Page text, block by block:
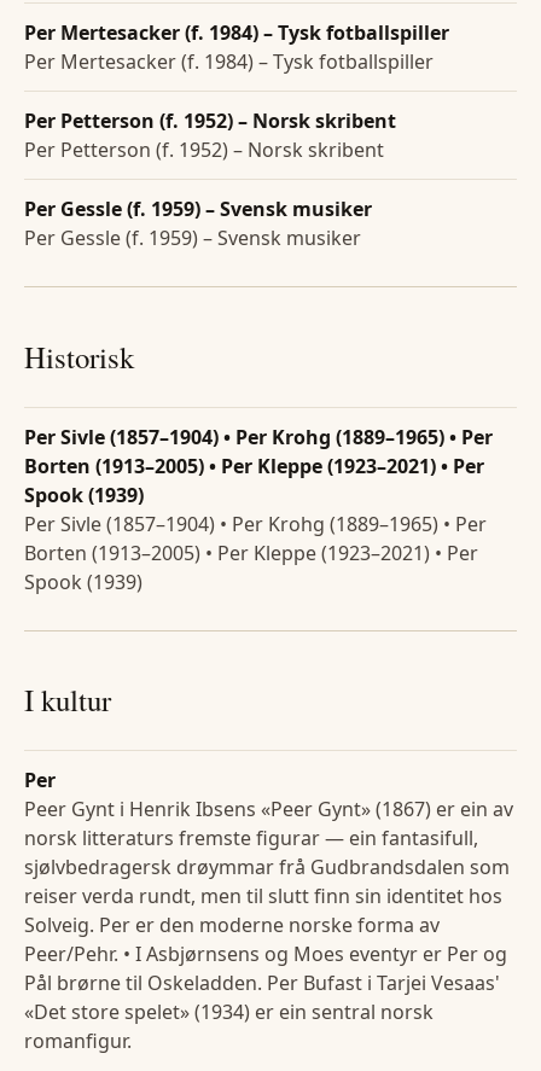
Per Mertesacker (f. 1984) – Tysk fotballspiller
Per Mertesacker (f. 1984) – Tysk fotballspiller
Per Petterson (f. 1952) – Norsk skribent
Per Petterson (f. 1952) – Norsk skribent
Per Gessle (f. 1959) – Svensk musiker
Per Gessle (f. 1959) – Svensk musiker
Historisk
Per Sivle (1857–1904) • Per Krohg (1889–1965) • Per
Borten (1913–2005) • Per Kleppe (1923–2021) • Per
Spook (1939)
Per Sivle (1857–1904) • Per Krohg (1889–1965) • Per
Borten (1913–2005) • Per Kleppe (1923–2021) • Per
Spook (1939)
I kultur
Per
Peer Gynt i Henrik Ibsens «Peer Gynt» (1867) er ein av
norsk litteraturs fremste figurar — ein fantasifull,
sjølvbedragersk drøymmar frå Gudbrandsdalen som
reiser verda rundt, men til slutt finn sin identitet hos
Solveig. Per er den moderne norske forma av
Peer/Pehr. • I Asbjørnsens og Moes eventyr er Per og
Pål brørne til Oskeladden. Per Bufast i Tarjei Vesaas'
«Det store spelet» (1934) er ein sentral norsk
romanfigur.